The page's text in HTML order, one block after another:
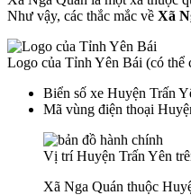
Như vậy, các thắc mắc về Xã
Logo của Tỉnh Yên Bái (có thể
Biển số xe Huyện Trấn
Mã vùng điện thoại
Vị trí Huyện Trấn Yên
Xã Nga Quán thuộc